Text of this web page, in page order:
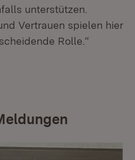
unterstützen.
Vertrauen spielen hier
Rolle.“